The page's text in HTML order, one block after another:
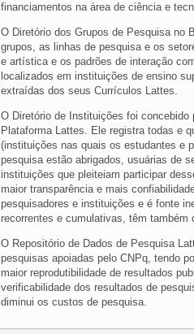
financiamentos na área de ciência e
O Diretório dos Grupos de Pesquisa no
grupos, as linhas de pesquisa e os
e artística e os padrões de interação
localizados em instituições de ensino
extraídas dos seus Currículos Lattes.
O Diretório de Instituições foi
Plataforma Lattes. Ele registra todas e
(instituições nas quais os estudantes e
pesquisa estão abrigados, usuárias de
instituições que pleiteiam participar
maior transparência e mais
pesquisadores e instituições e é fonte
recorrentes e cumulativas, têm
O Repositório de Dados de Pesquisa
pesquisas apoiadas pelo CNPq, tendo
maior reprodutibilidade de resultados
verificabilidade dos resultados de
diminui os custos de pesquisa.